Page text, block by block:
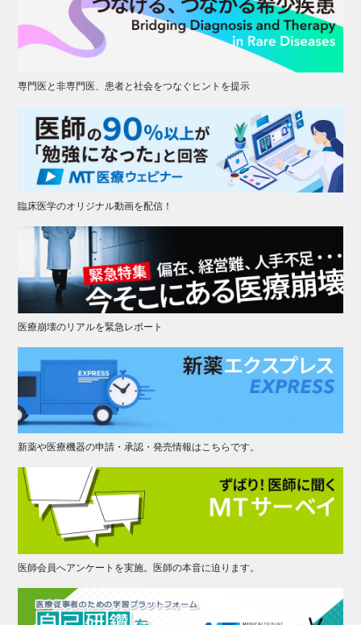
専門医と非専門医、患者と社会をつなぐヒントを提示
臨床医学のオリジナル動画を配信！
医療崩壊のリアルを緊急レポート
新薬や医療機器の申請・承認・発売情報はこちらです。
医師会員へアンケートを実施。医師の本音に迫ります。